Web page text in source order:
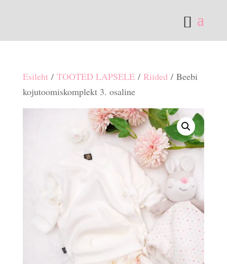
Esileht/ TOOTED LAPSELE/ Riided/ Beebi
kojutoomiskomplekt 3. osaline